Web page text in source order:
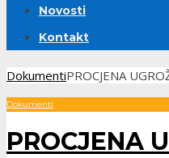
Novosti
Kontakt
DokumentiPROCJENA
Dokumenti
PROCJENA